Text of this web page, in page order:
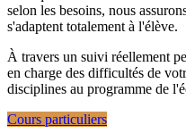
selon les besoins, nous
s'adaptent totalement à l'élève.
À travers un suivi réellement
en charge des difficultés de
disciplines au programme de
Cours particuliers